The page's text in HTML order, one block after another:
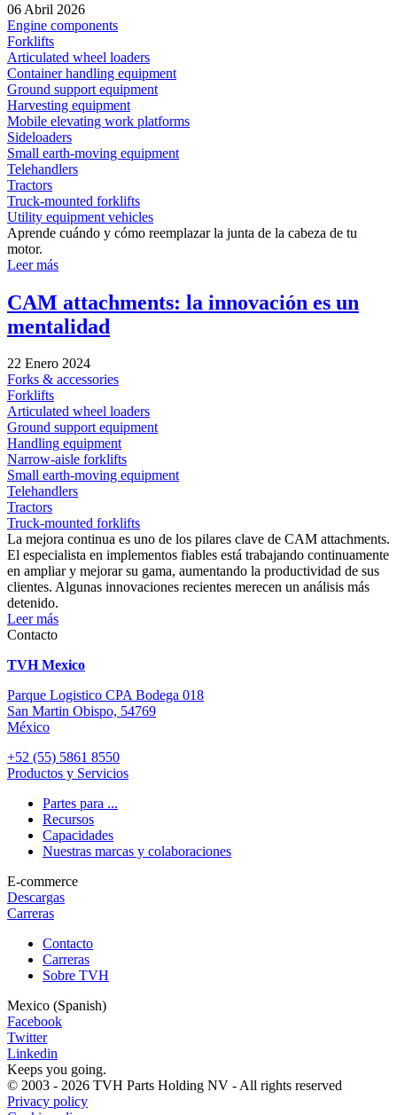
06 Abril 2026
Engine components
Forklifts
Articulated wheel loaders
Container handling equipment
Ground support equipment
Harvesting equipment
Mobile elevating work platforms
Sideloaders
Small earth-moving equipment
Telehandlers
Tractors
Truck-mounted forklifts
Utility equipment vehicles
Aprende cuándo y cómo reemplazar la junta de la cabeza de tu
motor.
Leer más
CAM attachments: la innovación es un
mentalidad
22 Enero 2024
Forks & accessories
Forklifts
Articulated wheel loaders
Ground support equipment
Handling equipment
Narrow-aisle forklifts
Small earth-moving equipment
Telehandlers
Tractors
Truck-mounted forklifts
La mejora continua es uno de los pilares clave de CAM attachments.
El especialista en implementos fiables está trabajando continuamente
en ampliar y mejorar su gama, aumentando la productividad de sus
clientes. Algunas innovaciones recientes merecen un análisis más
detenido.
Leer más
Contacto
TVH Mexico
Parque Logistico CPA Bodega 018
San Martin Obispo, 54769
México
+52 (55) 5861 8550
Productos y Servicios
Partes para ...
Recursos
Capacidades
Nuestras marcas y colaboraciones
E-commerce
Descargas
Carreras
Custom
menu
Contacto
Carreras
Sobre TVH
Mexico (Spanish)
Facebook
Twitter
Linkedin
Keeps you going.
© 2003 - 2026 TVH Parts Holding NV - All rights reserved
Privacy policy